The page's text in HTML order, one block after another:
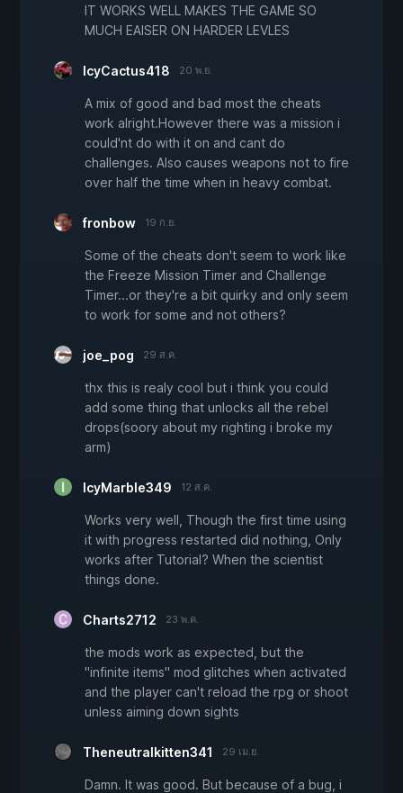
IT WORKS WELL MAKES THE GAME SO
MUCH EAISER ON HARDER LEVLES
IcyCactus418 20 พ.ย.
A mix of good and bad most the cheats
work alright.However there was a mission i
could'nt do with it on and cant do
challenges. Also causes weapons not to fire
over half the time when in heavy combat.
fronbow 19 ก.ย.
Some of the cheats don't seem to work like
the Freeze Mission Timer and Challenge
Timer...or they're a bit quirky and only seem
to work for some and not others?
joe_pog 29 ส.ค.
thx this is realy cool but i think you could
add some thing that unlocks all the rebel
drops(soory about my righting i broke my
arm)
IcyMarble349 12 ส.ค.
Works very well, Though the first time using
it with progress restarted did nothing, Only
works after Tutorial? When the scientist
things done.
Charts2712 23 พ.ค.
the mods work as expected, but the
"infinite items" mod glitches when activated
and the player can't reload the rpg or shoot
unless aiming down sights
Theneutralkitten341 29 เม.ย.
Damn. It was good. But because of a bug, i